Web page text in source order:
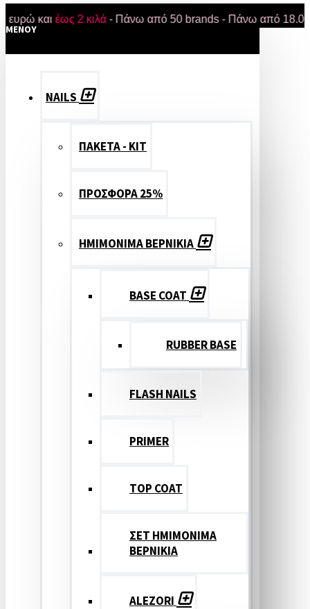
καιέως 2 κιλά- Πάνω από 50 brands - Πάνω από 18.000
MENOY
NAILS
ΠΑΚΕΤΑ - ΚΙΤ
ΠΡΟΣΦΟΡΑ 25%
ΗΜΙΜΟΝΙΜΑ ΒΕΡΝΙΚΙΑ
BASE COAT
RUBBER BASE
FLASH NAILS
PRIMER
TOP COAT
ΣΕΤ ΗΜΙΜΟΝΙΜΑ
ΒΕΡΝΙΚΙΑ
ALEZORI